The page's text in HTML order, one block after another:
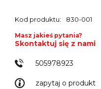
Kod produktu: 830-001
zapytaj o produkt
Masz jakieś pytania?
Skontaktuj się z nami
505978923